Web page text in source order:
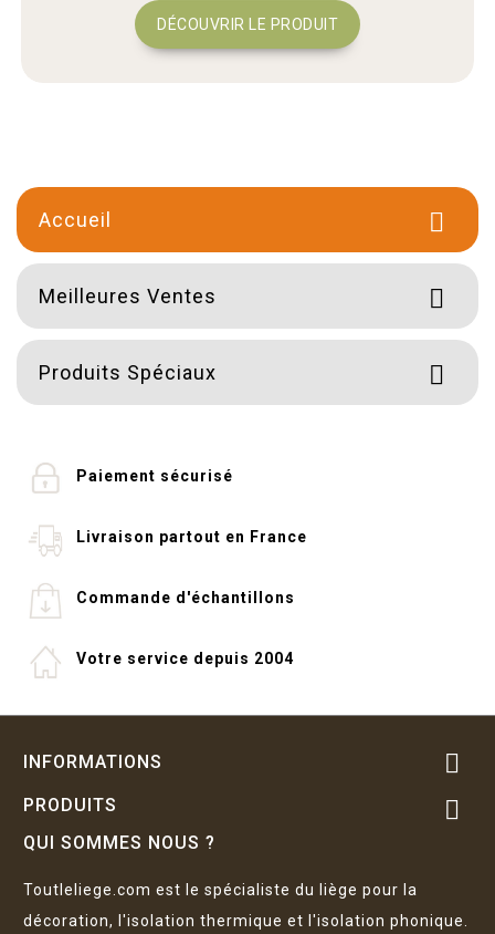
DÉCOUVRIR LE PRODUIT
Accueil 
Meilleures Ventes 
Produits Spéciaux 
Paiement sécurisé
Livraison partout en France
Commande d'échantillons
Votre service depuis 2004
INFORMATIONS 
PRODUITS 
QUI SOMMES NOUS ?
Toutleliege.com est le spécialiste du liège pour la
décoration, l'isolation thermique et l'isolation phonique.